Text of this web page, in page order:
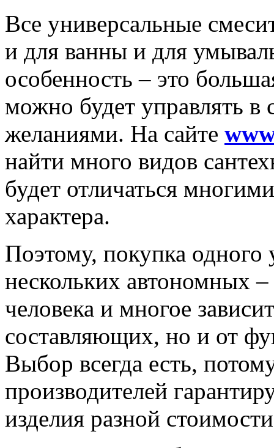
Все универсальные
и для ванны и для
особенность – это
можно будет управлять в
желаниями. На сайте
найти много видов
будет отличаться
характера.
Поэтому, покупка одного
нескольких автономных
человека и многое
составляющих, но и от
Выбор всегда есть,
производителей
изделия разной